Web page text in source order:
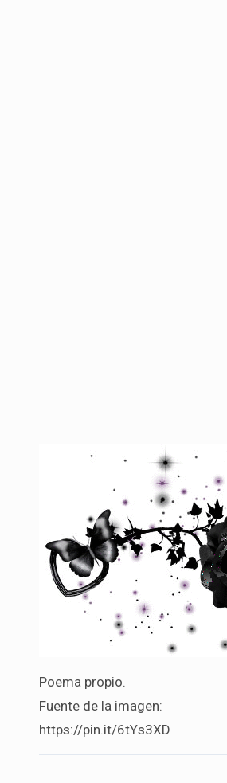
Poema propio.
Fuente de la imagen:
https://pin.it/6tYs3XD